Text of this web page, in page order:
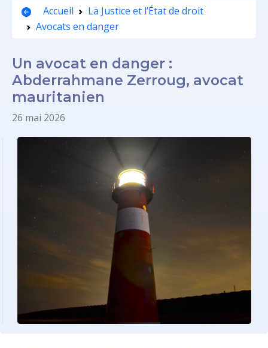
Accueil
La Justice et l’État de droit
Avocats en danger
Un avocat en danger :
Abderrahmane Zerroug, avocat
mauritanien
26 mai 2026